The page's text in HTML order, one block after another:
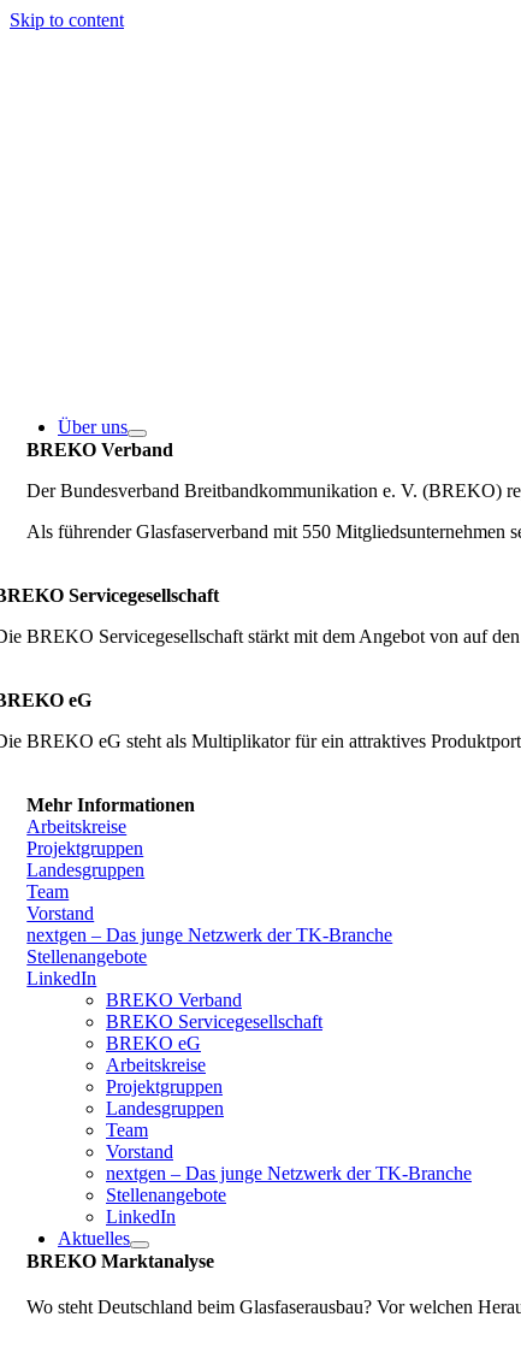
Skip to content
Über uns
BREKO Verband
Der Bundesverband Breitbandkommunikation e. V. (BREKO)
Als führender Glasfaserverband mit 550
Servicegesellschaft
BREKO Servicegesellschaft stärkt mit dem Angebot von auf
eG
BREKO eG steht als Multiplikator für ein attraktives
Mehr Informationen
Arbeitskreise
Projektgruppen
Landesgruppen
Team
Vorstand
nextgen – Das junge Netzwerk der TK-Branche
Stellenangebote
LinkedIn
BREKO Verband
BREKO Servicegesellschaft
BREKO eG
Arbeitskreise
Projektgruppen
Landesgruppen
Team
Vorstand
nextgen – Das junge Netzwerk der TK-Branche
Stellenangebote
LinkedIn
Aktuelles
BREKO Marktanalyse
Wo steht Deutschland beim Glasfaserausbau? Vor welchen